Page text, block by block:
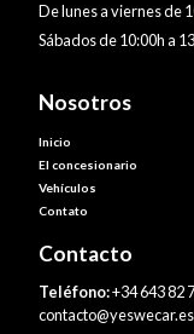
De lunes a viernes de
Sábados de 10:00h a
Nosotros
Inicio
El concesionario
Vehículos
Contato
Contacto
Teléfono:+34 643 82
contacto@yeswecar.es